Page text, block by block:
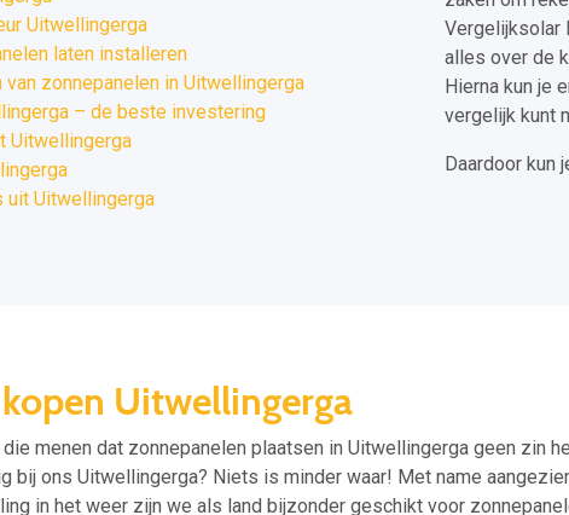
Uitwellingerga
laten installeren
zonnepanelen in Uitwellingerga
– de beste investering
Uitwellingerga
uit Uitwellingerga
Vergelijksolar
alles over de
Hierna kun je
vergelijk kunt
Daardoor kun
Uitwellingerga
menen dat zonnepanelen plaatsen in Uitwellingerga geen zin
bij ons Uitwellingerga? Niets is minder waar! Met name
in het weer zijn we als land bijzonder geschikt voor